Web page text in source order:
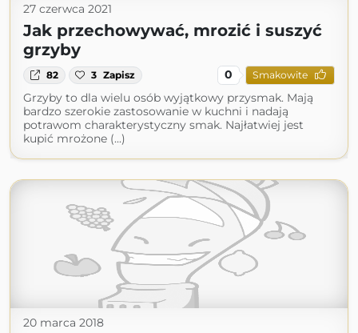
27 czerwca 2021
Jak przechowywać, mrozić i suszyć
grzyby
82 3 Zapisz 0 Smakowite
Grzyby to dla wielu osób wyjątkowy przysmak. Mają
bardzo szerokie zastosowanie w kuchni i nadają
potrawom charakterystyczny smak. Najłatwiej jest
kupić mrożone (...)
20 marca 2018